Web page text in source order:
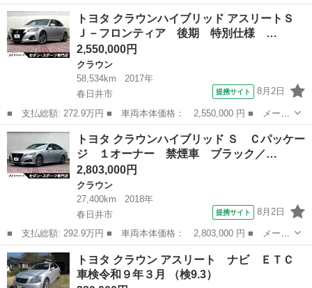
ー名： トヨタ ■ 車種名： クラウンハイブリッド ■ グレード
名： ＲＳアドバンス 革 盗難防止装置 Ｂカメラ ＡＣ１００
Ｖ ミュージ...
愛知 長久手市 クラウン
トヨタ クラウンハイブリッド アスリートＳ
Ｊ－フロンティア 後期 特別仕様 …
2,550,000円
クラウン
58,534km
2017年
春日井市
提携サイト 8月2日
■ 支払総額: 272.9万円 ■ 車両本体価格： 2,550,000 円 ■ メーカ
ー名： トヨタ ■ 車種名： クラウンハイブリッド ■ グレード
名： アスリートＳ Ｊ－フロンティア 後期 特別仕様 禁煙車
純正１８イ...
愛知 春日井市 クラウン
トヨタ クラウンハイブリッド Ｓ Ｃパッケー
ジ １オーナー 禁煙車 ブラック／…
2,803,000円
クラウン
27,400km
2018年
春日井市
提携サイト 8月2日
■ 支払総額: 292.9万円 ■ 車両本体価格： 2,803,000 円 ■ メーカ
ー名： トヨタ ■ 車種名： クラウンハイブリッド ■ グレード
名： Ｓ Ｃパッケージ １オーナー 禁煙車 ブラック／テラロッ
サツートー...
愛知 春日井市 クラウン
トヨタ クラウン アスリート ナビ ＥＴＣ
車検令和９年３月 （検9.3）